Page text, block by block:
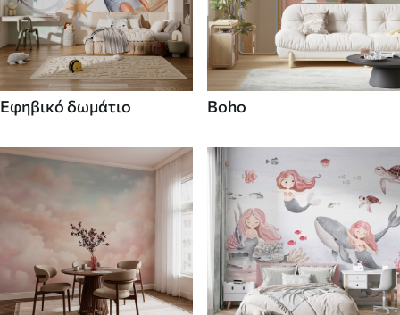
Εφηβικό δωμάτιο Boho